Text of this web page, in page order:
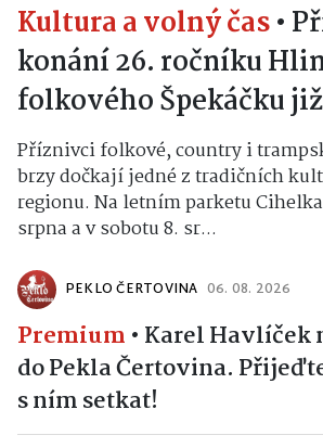
Kultura a volný čas•
konání 26. ročníku
folkového Špekáčku
Příznivci folkové, country i
brzy dočkají jedné z tradičních
regionu. Na letním parketu
srpna a v sobotu 8. sr...
PEKLO ČERTOVINA 06. 08. 2026
Premium • Karel Havlíček
do Pekla Čertovina.
s ním setkat!